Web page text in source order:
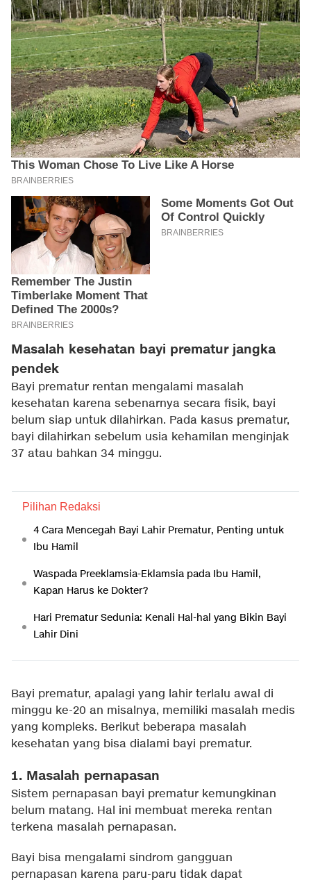
Masalah kesehatan bayi prematur jangka
pendek
Bayi prematur rentan mengalami masalah
kesehatan karena sebenarnya secara fisik, bayi
belum siap untuk dilahirkan. Pada kasus prematur,
bayi dilahirkan sebelum usia kehamilan menginjak
37 atau bahkan 34 minggu.
Pilihan Redaksi
4 Cara Mencegah Bayi Lahir Prematur, Penting untuk
Ibu Hamil
Waspada Preeklamsia-Eklamsia pada Ibu Hamil,
Kapan Harus ke Dokter?
Hari Prematur Sedunia: Kenali Hal-hal yang Bikin Bayi
Lahir Dini
Bayi prematur, apalagi yang lahir terlalu awal di
minggu ke-20 an misalnya, memiliki masalah medis
yang kompleks. Berikut beberapa masalah
kesehatan yang bisa dialami bayi prematur.
1. Masalah pernapasan
Sistem pernapasan bayi prematur kemungkinan
belum matang. Hal ini membuat mereka rentan
terkena masalah pernapasan.
Bayi bisa mengalami sindrom gangguan
pernapasan karena paru-paru tidak dapat